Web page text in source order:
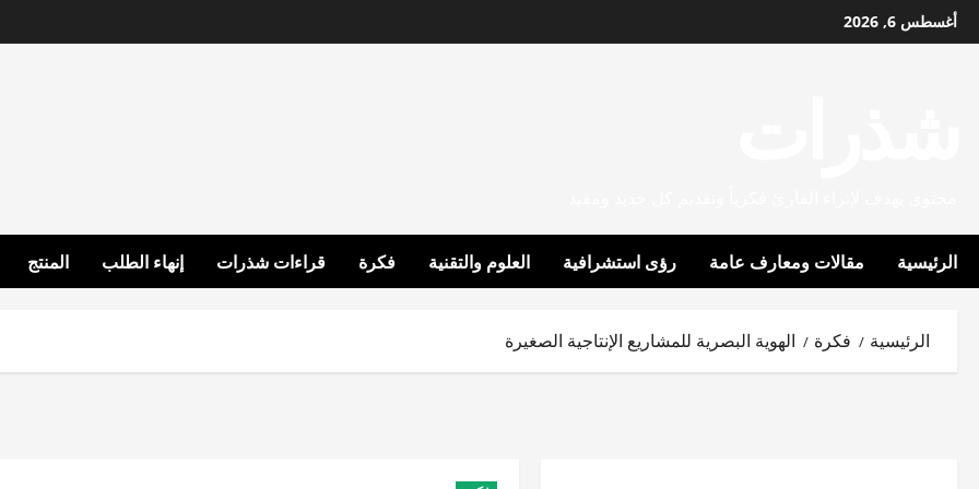
تخطي
إلى
أغسطس 6, 2026
الرئيسية مقالات ومعارف عامة رؤى استشرافية العلوم والتقنية فكرة قراءات شذرات إنهاء الطلب المنتج
الرئيسية فكرة الهوية البصرية للمشاريع الإنتاجية الصغيرة